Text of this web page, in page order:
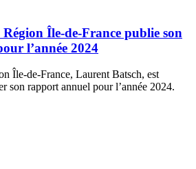
Île-de-France publie son
l’année 2024
Île-de-France, Laurent Batsch, est
son rapport annuel pour l’année 2024.